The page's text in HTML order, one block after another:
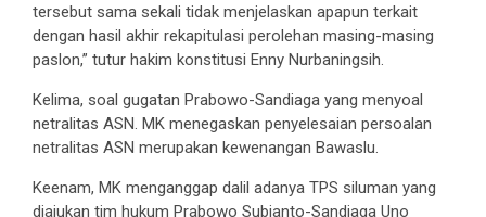
tersebut sama sekali tidak menjelaskan apapun terkait
dengan hasil akhir rekapitulasi perolehan masing-masing
paslon,” tutur hakim konstitusi Enny Nurbaningsih.
Kelima, soal gugatan Prabowo-Sandiaga yang menyoal
netralitas ASN. MK menegaskan penyelesaian persoalan
netralitas ASN merupakan kewenangan Bawaslu.
Keenam, MK menganggap dalil adanya TPS siluman yang
diajukan tim hukum Prabowo Subianto-Sandiaga Uno